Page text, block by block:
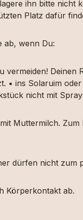
ihn bitte
Platz dafür
ab, wenn Du:
• ins Solaruim
nicht mit
Muttermilch.
dürfen nicht zum
Körperkontakt ab.